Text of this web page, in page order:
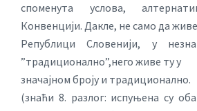
споменута услова,
Конвенцији. Дакле, не само да
Републици Словенији, у
”традиционално”,него живе ту у
значајном броју и традиционално.
(знаћи 8. разлог: испуњенa су